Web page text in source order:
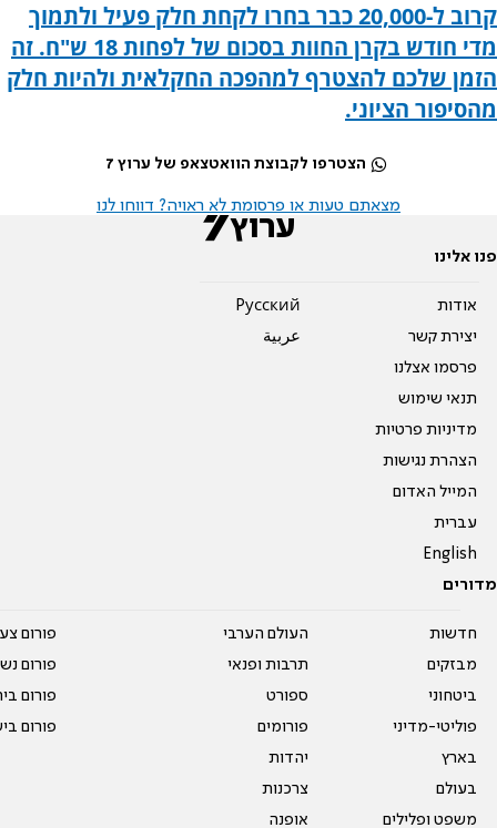
קרוב ל-20,000 כבר בחרו לקחת חלק פעיל ולתמוך
מדי חודש בקרן החוות בסכום של לפחות 18 ש"ח. זה
הזמן שלכם להצטרף למהפכה החקלאית ולהיות חלק
מהסיפור הציוני.
הצטרפו לקבוצת הוואטצאפ של ערוץ 7
מצאתם טעות או פרסומת לא ראויה? דווחו לנו
פנו אלינו
אודות
יצירת קשר
פרסמו אצלנו
תנאי שימוש
מדיניות פרטיות
הצהרת נגישות
המייל האדום
עברית
English
Pусский
عربية
מדורים
חדשות
מבזקים
ביטחוני
פוליטי-מדיני
בארץ
בעולם
משפט ופלילים
העולם הערבי
תרבות ופנאי
ספורט
פורומים
יהדות
צרכנות
אופנה
פורום
פורום
פורום
פורום